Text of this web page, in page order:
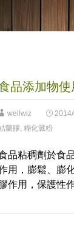
品添加物使
wellwiz 2014/
蘭膠, 糊化澱粉
品粘稠劑於食
用，膨鬆、膨
作用，保護性